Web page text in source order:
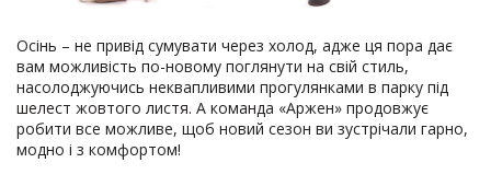
Осінь – не привід сумувати через холод, адже ця пора дає
вам можливість по-новому поглянути на свій стиль,
насолоджуючись неквапливими прогулянками в парку під
шелест жовтого листя. А команда «Аржен» продовжує
робити все можливе, щоб новий сезон ви зустрічали гарно,
модно і з комфортом!